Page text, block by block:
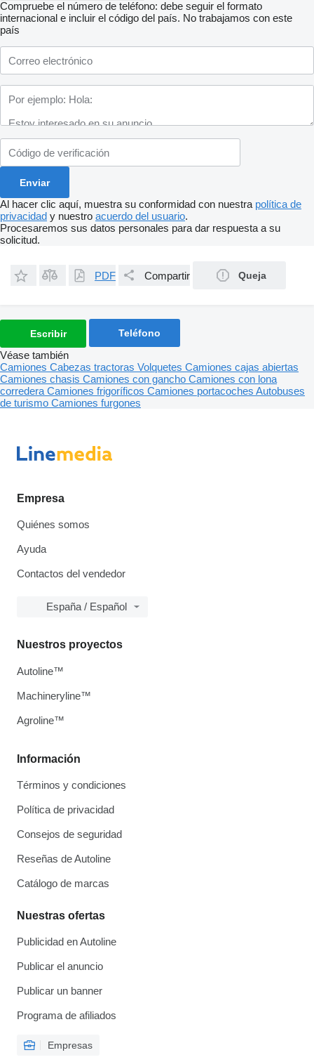
Compruebe el número de teléfono: debe seguir el formato
internacional e incluir el código del país. No trabajamos con este
país
Al hacer clic aquí, muestra su conformidad con nuestra política de
privacidad y nuestro acuerdo del usuario.
Procesaremos sus datos personales para dar respuesta a su
solicitud.
PDF Compartir Queja
Escribir Teléfono
Véase también
Camiones Cabezas tractoras Volquetes Camiones cajas abiertas
Camiones chasis Camiones con gancho Camiones con lona
corredera Camiones frigoríficos Camiones portacoches Autobuses
de turismo Camiones furgones
Empresa
Quiénes somos
Ayuda
Contactos del vendedor
España / Español
Información
Términos y condiciones
Política de privacidad
Consejos de seguridad
Reseñas de Autoline
Catálogo de marcas
Nuestras ofertas
Publicidad en Autoline
Publicar el anuncio
Publicar un banner
Programa de afiliados
Empresas
Nuestros proyectos
Autoline™
Machineryline™
Agroline™